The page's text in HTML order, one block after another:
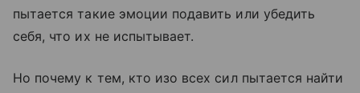
пытается такие эмоции подавить или убедить
себя, что их не испытывает.
Но почему к тем, кто изо всех сил пытается найти